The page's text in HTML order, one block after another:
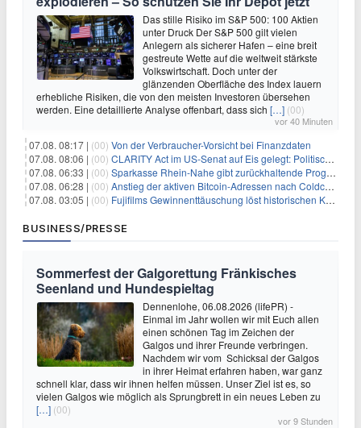
Das stille Risiko im S&P 500: 100 Aktien
unter Druck Der S&P 500 gilt vielen
Anlegern als sicherer Hafen – eine breit
gestreute Wette auf die weltweit stärkste
Volkswirtschaft. Doch unter der
glänzenden Oberfläche des Index lauern
erhebliche Risiken, die von den meisten Investoren übersehen
werden. Eine detaillierte Analyse offenbart, dass sich […] (00)
vor 40 Minuten
07.08. 08:17 | (00) Von der Verbraucher-Vorsicht bei Finanzdaten
07.08. 08:06 | (00) CLARITY Act im US-Senat auf Eis gelegt: Politische Differenzen verzögern Krypto-Gesetzgebung bis September
07.08. 06:33 | (00) Sparkasse Rhein-Nahe gibt zurückhaltende Prognose
07.08. 06:28 | (00) Anstieg der aktiven Bitcoin-Adressen nach Coldcard-Panik
07.08. 03:05 | (00) Fujifilms Gewinnenttäuschung löst historischen Kursrückgang aus
BUSINESS/PRESSE
Sommerfest der Galgorettung Fränkisches
Seenland und Hundespieltag
Dennenlohe, 06.08.2026 (lifePR) -
Einmal im Jahr wollen wir mit Euch allen
einen schönen Tag im Zeichen der
Galgos und ihrer Freunde verbringen.
Nachdem wir vom Schicksal der Galgos
in ihrer Heimat erfahren haben, war ganz
schnell klar, dass wir ihnen helfen müssen. Unser Ziel ist es, so
vielen Galgos wie möglich als Sprungbrett in ein neues Leben zu
[…] (00)
vor 9 Stunden